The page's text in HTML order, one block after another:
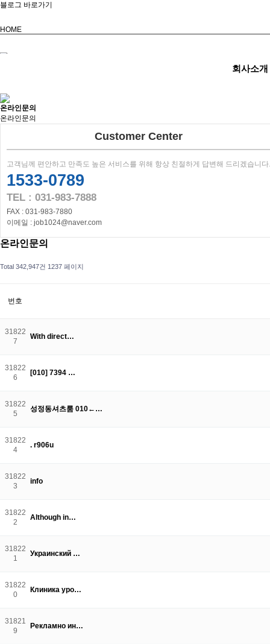
블로그 바로가기
HOME
회사소개
온라인문의
온라인문의
Customer Center
고객님께 편안하고 만족도 높은 서비스를 위해 항상 친절하게 답변해 드리겠습니다.
1533-0789
TEL : 031-983-7888
FAX : 031-983-7880
이메일 : job1024@naver.com
온라인문의
Total 342,947건 1237 페이지
번호
31822
7
With direct…
31822
6
[010] 7394 …
31822
5
성정동셔츠룸 010←…
31822
4
. r906u
31822
3
info
31822
2
Although in…
31822
1
Украинский …
31822
0
Клиника уро…
31821
9
Рекламно ин…